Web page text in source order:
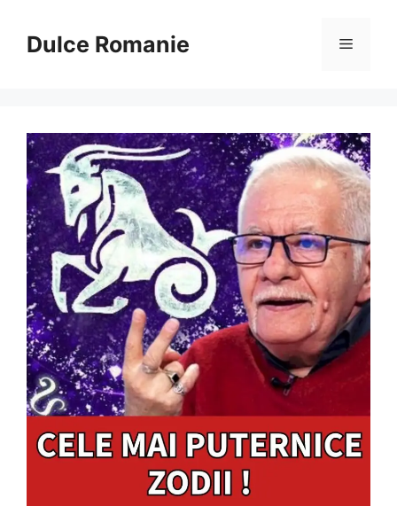
conținutDulce Romanie Meniu